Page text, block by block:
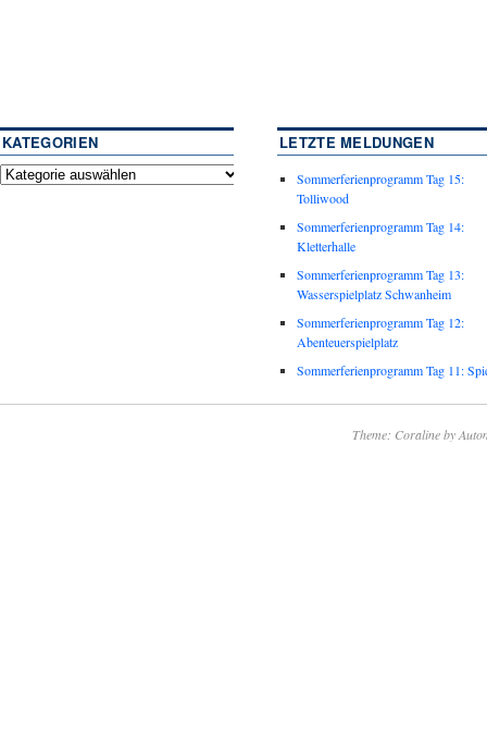
KATEGORIEN LETZTE MELDUNGEN
Sommerferienprogramm Tag 15:
Tolliwood
Sommerferienprogramm Tag 14:
Kletterhalle
Sommerferienprogramm Tag 13:
Wasserspielplatz Schwanheim
Sommerferienprogramm Tag 12:
Abenteuerspielplatz
Sommerferienprogramm Tag 11:
Theme: Coraline by